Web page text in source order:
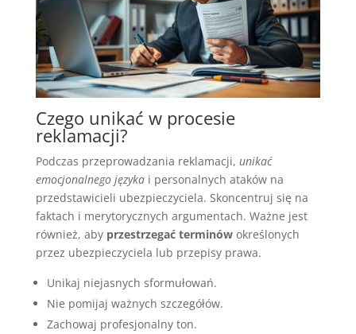
Czego unikać w procesie
reklamacji?
Podczas przeprowadzania reklamacji, unikać
emocjonalnego językai personalnych ataków na
przedstawicieli ubezpieczyciela. Skoncentruj się na
faktach i merytorycznych argumentach. Ważne jest
również, aby przestrzegać terminówokreślonych
przez ubezpieczyciela lub przepisy prawa.
Unikaj niejasnych sformułowań.
Nie pomijaj ważnych szczegółów.
Zachowaj profesjonalny ton.